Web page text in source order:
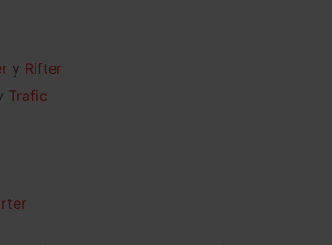
Rifter
Trafic